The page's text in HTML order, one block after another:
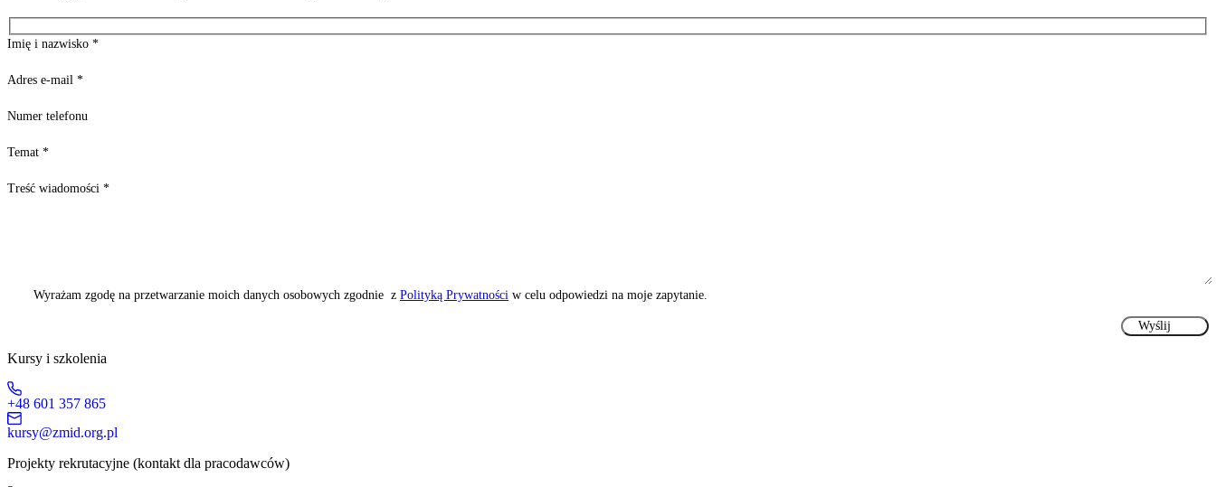
Imię i nazwisko *
Adres e-mail *
Numer telefonu
Temat *
Treść wiadomości *
Wyrażam zgodę na przetwarzanie moich danych osobowych zgodnie z Polityką Prywatności w celu odpowiedzi na moje zapytanie.
Kursy i szkolenia
+48 601 357 865
kursy@zmid.org.pl
Projekty rekrutacyjne (kontakt dla pracodawców)